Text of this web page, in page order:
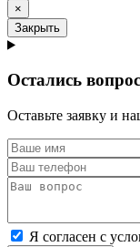
×
Закрыть
Остались
Оставьте заявку и
Я согласен с